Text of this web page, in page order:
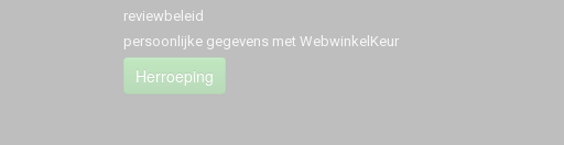
reviewbeleid
persoonlijke gegevens met WebwinkelKeur
Herroeping